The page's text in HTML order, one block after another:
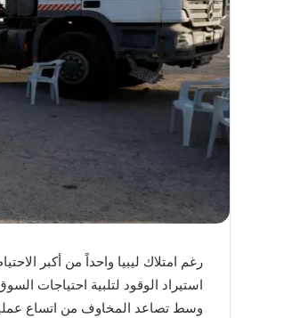
رغم امتلاك ليبيا واحداً من أكبر
استيراد الوقود لتلبية احتياجات
وسط تصاعد المخاوف من اتساع